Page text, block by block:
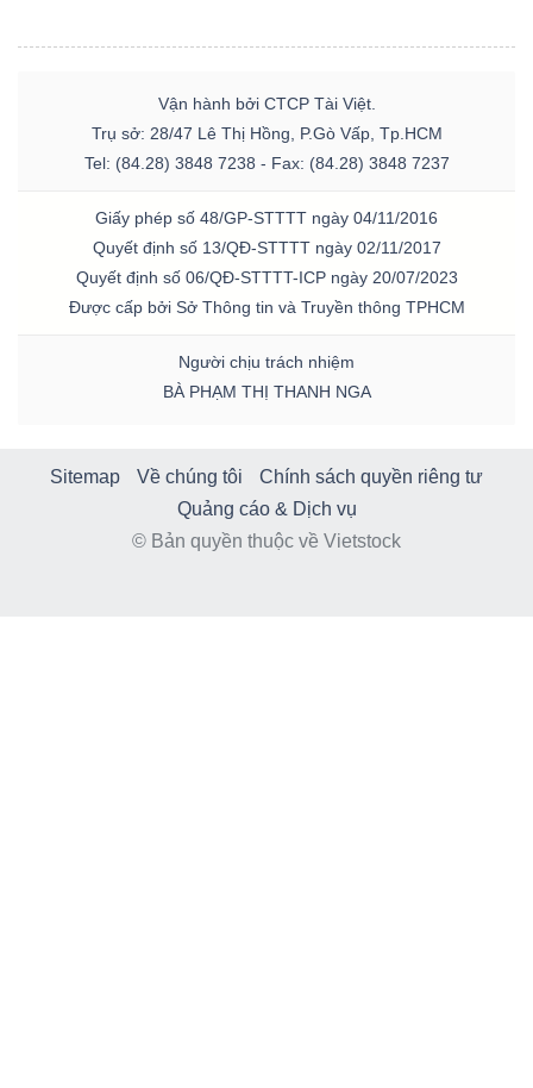
Vận hành bởi CTCP Tài Việt.
Trụ sở: 28/47 Lê Thị Hồng, P.Gò Vấp, Tp.HCM
Tel: (84.28) 3848 7238 - Fax: (84.28) 3848 7237
Giấy phép số 48/GP-STTTT ngày 04/11/2016
Quyết định số 13/QĐ-STTTT ngày 02/11/2017
Quyết định số 06/QĐ-STTTT-ICP ngày 20/07/2023
Được cấp bởi Sở Thông tin và Truyền thông TPHCM
Người chịu trách nhiệm
BÀ PHẠM THỊ THANH NGA
Sitemap Về chúng tôi
Chính sách quyền riêng tư
Quảng cáo & Dịch vụ
© Bản quyền thuộc về Vietstock